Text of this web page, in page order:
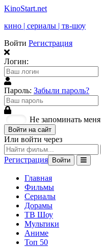
KinoStart.net
кино | сериалы | тв-шоу
Войти Регистрация
Логин:
Пароль: Забыли пароль?
Не запоминать меня
Войти на сайт
Или войти через
Регистрация Войти
Главная
Фильмы
Сериалы
Дорамы
ТВ Шоу
Мультики
Аниме
Топ 50